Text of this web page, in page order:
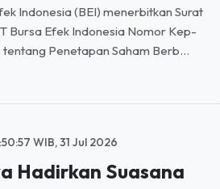
Indonesia (BEI) menerbitkan Surat
Bursa Efek Indonesia Nomor Kep-
Penetapan Saham Berb...
WIB, 31 Jul 2026
Hadirkan Suasana